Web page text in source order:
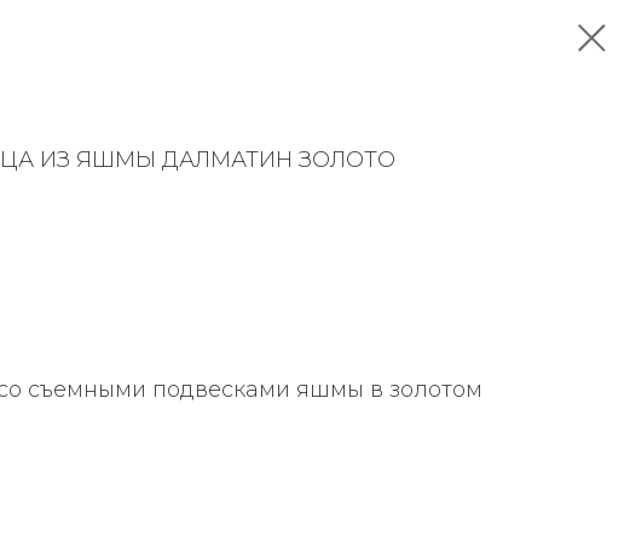
ИЗ ЯШМЫ ДАЛМАТИН ЗОЛОТО
съемными подвесками яшмы в золотом